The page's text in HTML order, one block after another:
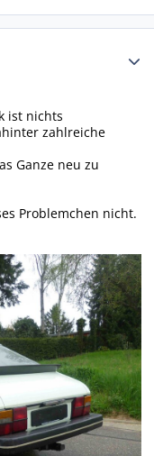
ist nichts
zahlreiche
Ganze neu zu
Problemchen nicht.